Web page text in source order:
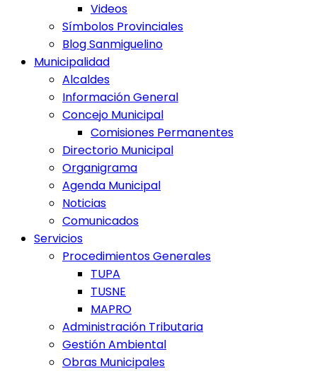
Videos
Símbolos Provinciales
Blog Sanmiguelino
Municipalidad
Alcaldes
Información General
Concejo Municipal
Comisiones Permanentes
Directorio Municipal
Organigrama
Agenda Municipal
Noticias
Comunicados
Servicios
Procedimientos Generales
TUPA
TUSNE
MAPRO
Administración Tributaria
Gestión Ambiental
Obras Municipales